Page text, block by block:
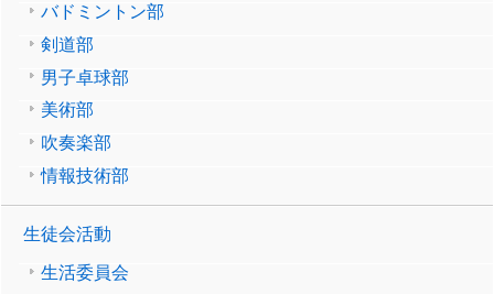
バドミントン部
剣道部
男子卓球部
美術部
吹奏楽部
情報技術部
生徒会活動
生活委員会